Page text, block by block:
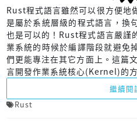
Rust程式語言雖然可以很方便地
是屬於系統層級的程式語言，換
也是可以的！Rust程式語言嚴謹
業系統的時候於編譯階段就避免
們更能專注在其它方面上。這篇
言開發作業系統核心(Kernel)的方
繼續閱
Rust